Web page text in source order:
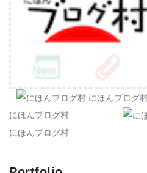
にほんブログ村
にほんブログ村